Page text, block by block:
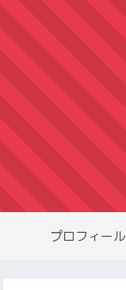
プロフィール